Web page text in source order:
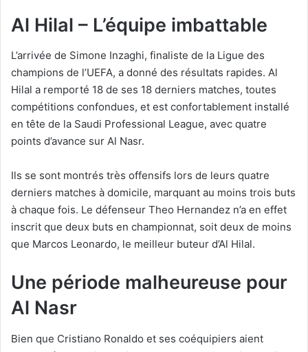
Al Hilal – L’équipe imbattable
L’arrivée de Simone Inzaghi, finaliste de la Ligue des
champions de l’UEFA, a donné des résultats rapides. Al
Hilal a remporté 18 de ses 18 derniers matches, toutes
compétitions confondues, et est confortablement installé
en tête de la Saudi Professional League, avec quatre
points d’avance sur Al Nasr.
Ils se sont montrés très offensifs lors de leurs quatre
derniers matches à domicile, marquant au moins trois buts
à chaque fois. Le défenseur Theo Hernandez n’a en effet
inscrit que deux buts en championnat, soit deux de moins
que Marcos Leonardo, le meilleur buteur d’Al Hilal.
Une période malheureuse pour
Al Nasr
Bien que Cristiano Ronaldo et ses coéquipiers aient